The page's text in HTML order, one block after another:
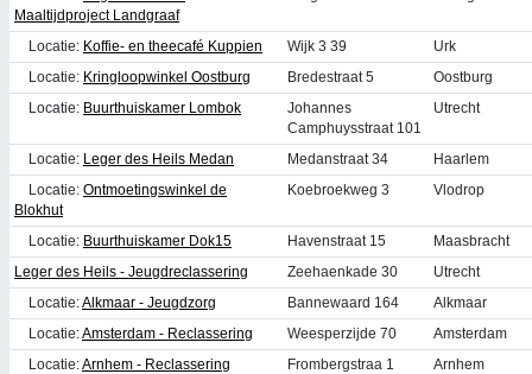
Maaltijdproject Landgraaf
Locatie: Koffie- en theecafé Kuppien Wijk 3 39
Urk
Locatie: Kringloopwinkel Oostburg Bredestraat 5
Oostburg
Locatie: Buurthuiskamer Lombok
Johannes
Camphuysstraat 101
Utrecht
Locatie: Leger des Heils Medan Medanstraat 34
Haarlem
Locatie: Ontmoetingswinkel de
Blokhut
Koebroekweg 3 Vlodrop
Locatie: Buurthuiskamer Dok15 Havenstraat 15
Maasbracht
Leger des Heils - Jeugdreclassering
Zeehaenkade 30
Utrecht
Locatie:Alkmaar - Jeugdzorg Bannewaard 164
Alkmaar
Locatie:Amsterdam - Reclassering Weesperzijde 70
Amsterdam
Locatie:Arnhem - Reclassering Frombergstraa 1
Arnhem